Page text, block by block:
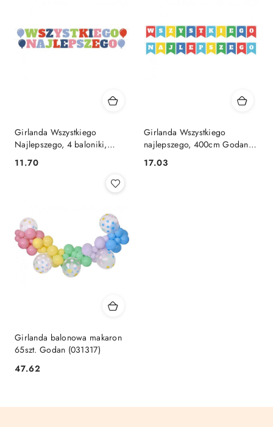
Girlanda Wszystkiego
Najlepszego, 4 baloniki,
2x300 cm Godan (PF-GWN4)
Cena:
11.70
Girlanda Wszystkiego
najlepszego, 400cm Godan
(PF-BWNK)
Cena:
17.03
Girlanda balonowa makaron
65szt. Godan (031317)
Cena:
47.62